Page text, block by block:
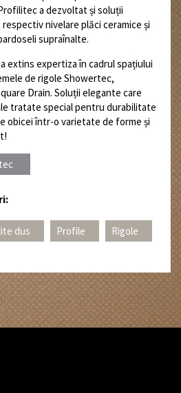
a dezvoltat și soluții
nivelare plăci ceramice și
supraînalte.
extins expertiza în cadrul spațiului
de rigole Showertec,
Drain. Soluții elegante care
tratate special pentru durabilitate
obicei într-o varietate de forme și
dus Profile Rigole